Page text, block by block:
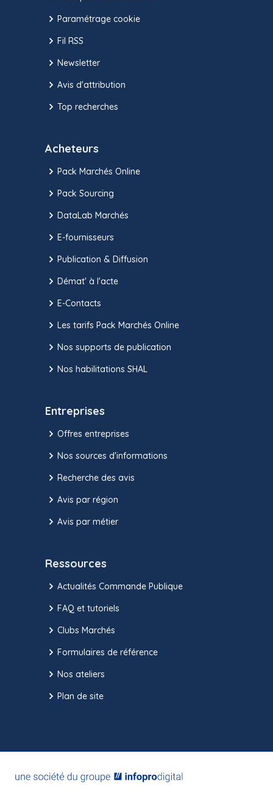
Paramétrage cookie
Fil RSS
Newsletter
Avis d'attribution
Top recherches
Acheteurs
Pack Marchés Online
Pack Sourcing
DataLab Marchés
E-fournisseurs
Publication & Diffusion
Démat' à l'acte
E-Contacts
Les tarifs Pack Marchés Online
Nos supports de publication
Nos habilitations SHAL
Entreprises
Offres entreprises
Nos sources d'informations
Recherche des avis
Avis par région
Avis par métier
Ressources
Actualités Commande Publique
FAQ et tutoriels
Clubs Marchés
Formulaires de référence
Nos ateliers
Plan de site